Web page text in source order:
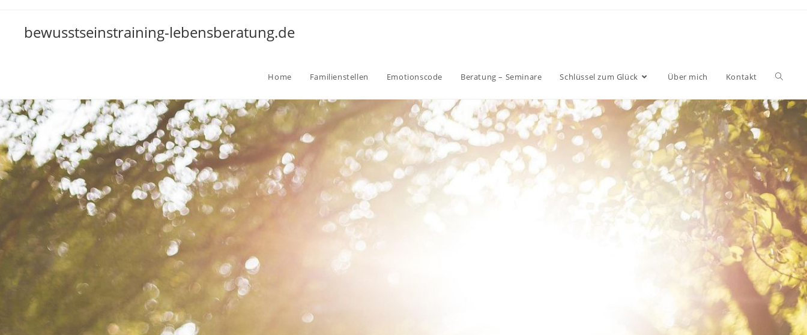
bewusstseinstraining-lebensberatung.de
Home Familienstellen Emotionscode Beratung – Seminare Schlüssel zum Glück Über mich Kontakt